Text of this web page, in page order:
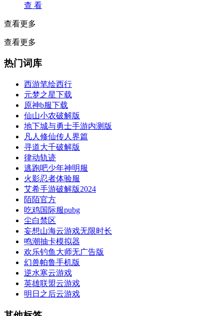
查 看
查看更多
查看更多
热门词库
西游笔绘西行
元梦之星下载
原神b服下载
仙山小农破解版
地下城与勇士手游内测版
凡人修仙传人界篇
寻道大千破解版
律动轨迹
逃跑吧少年神明服
火影忍者体验服
艾希手游破解版2024
陌陌官方
吃鸡国际服pubg
尘白禁区
妄想山海云游戏无限时长
鸣潮抽卡模拟器
欢乐钓鱼大师无广告版
幻兽帕鲁手机版
逆水寒云游戏
英雄联盟云游戏
明日之后云游戏